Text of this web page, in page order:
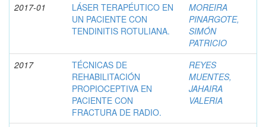
2017-01
LÁSER TERAPÉUTICO EN
UN PACIENTE CON
TENDINITIS ROTULIANA.
MOREIRA
PINARGOTE,
SIMÓN
PATRICIO
2017
TÉCNICAS DE
REHABILITACIÓN
PROPIOCEPTIVA EN
PACIENTE CON
FRACTURA DE RADIO.
REYES
MUENTES,
JAHAIRA
VALERIA